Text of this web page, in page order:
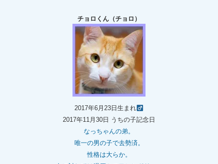
チョロくん（チョロ）
2017年6月23日生まれ
2017年11月30日 うちの子記念日
なっちゃんの弟。
唯一の男の子で去勢済。
性格は大らか。